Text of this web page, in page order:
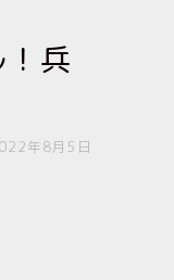
兵
年8月5日